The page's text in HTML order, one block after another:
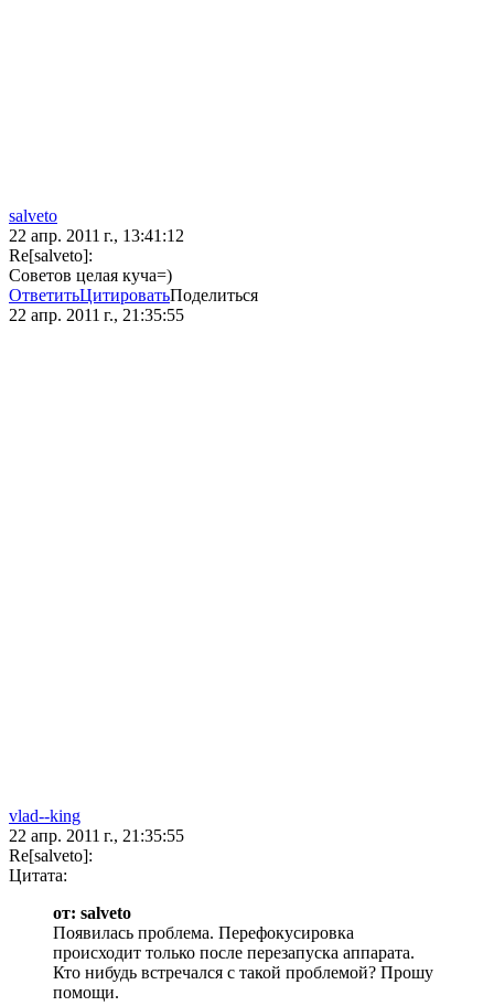
salveto
22 апр. 2011 г., 13:41:12
Re[salveto]:
Советов целая куча=)
ОтветитьЦитироватьПоделиться
22 апр. 2011 г., 21:35:55
vlad--king
22 апр. 2011 г., 21:35:55
Re[salveto]:
Цитата:
от: salveto
Появилась проблема. Перефокусировка
происходит только после перезапуска аппарата.
Кто нибудь встречался с такой проблемой? Прошу
помощи.